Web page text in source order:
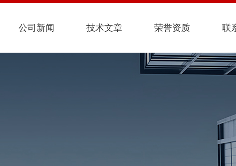
公司新闻 技术文章 荣誉资质 联